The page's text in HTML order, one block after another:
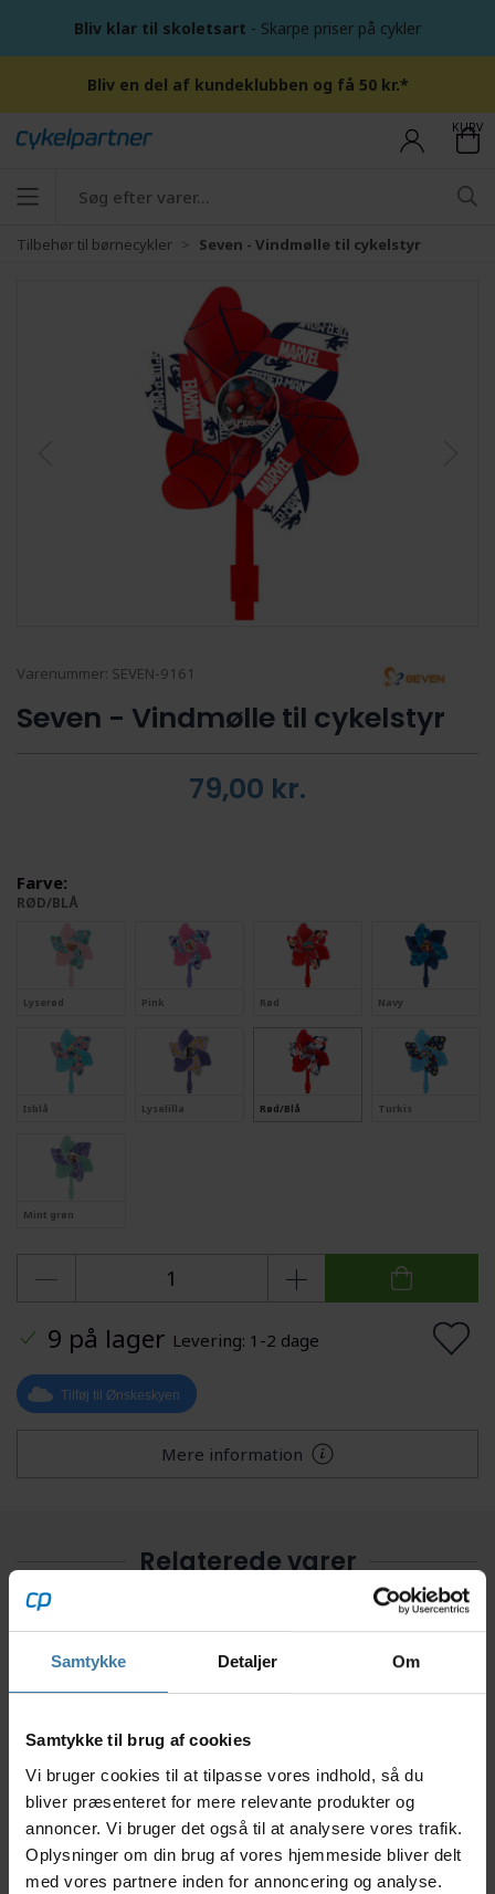
Samtykke Detaljer Om
Samtykke til brug af cookies
Vi bruger cookies til at tilpasse vores indhold, så du
bliver præsenteret for mere relevante produkter og
annoncer. Vi bruger det også til at analysere vores trafik.
Oplysninger om din brug af vores hjemmeside bliver delt
med vores partnere inden for annoncering og analyse.
Bliv klar til skoletsart - Skarpe priser på cykler
Bliv en del af kundeklubben og få 50 kr.*
KURV
Tilbehør til børnecykler Seven - Vindmølle til cykelstyr
Varenummer: SEVEN-9161
Seven - Vindmølle til cykelstyr
79,00 kr.
Farve:
RØD/BLÅ
Lyserød Pink Rød Navy
Isblå Lyselilla Rød/Blå Turkis
Mint grøn
9 på lager Levering: 1-2 dage
Tilføj til Ønskeskyen
Mere information
Relaterede varer
OnGear - Ringeklokke
- Fodbold
17,00kr.
OXC Wrap - Refleks til
arm eller ben - 38cm -
Gul
28,00 kr.